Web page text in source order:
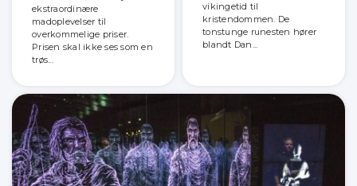
ekstraordinære
madoplevelser til
overkommelige priser.
Prisen skal ikke ses som en
trøs...
vikingetid til
kristendommen. De
tonstunge runesten hører
blandt Dan...